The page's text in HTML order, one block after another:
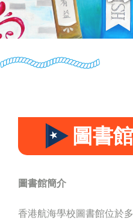
圖書館
圖書館簡介
香港航海學校圖書館位於